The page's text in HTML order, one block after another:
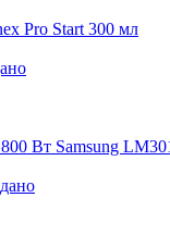
Pro Start 300 мл
Вт Samsung